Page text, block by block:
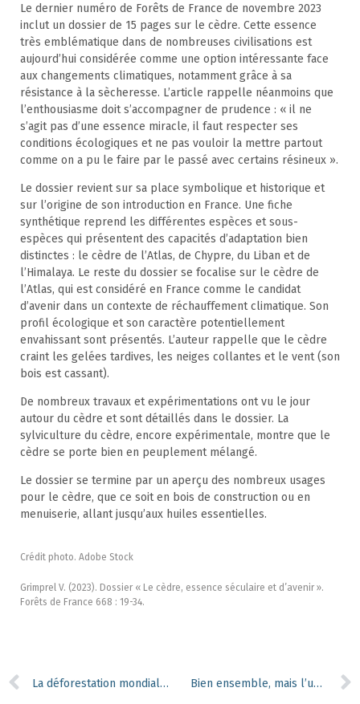
Le dernier numéro de Forêts de France de novembre 2023
inclut un dossier de 15 pages sur le cèdre. Cette essence
très emblématique dans de nombreuses civilisations est
aujourd’hui considérée comme une option intéressante face
aux changements climatiques, notamment grâce à sa
résistance à la sècheresse. L’article rappelle néanmoins que
l’enthousiasme doit s’accompagner de prudence : « il ne
s’agit pas d’une essence miracle, il faut respecter ses
conditions écologiques et ne pas vouloir la mettre partout
comme on a pu le faire par le passé avec certains résineux ».
Le dossier revient sur sa place symbolique et historique et
sur l’origine de son introduction en France. Une fiche
synthétique reprend les différentes espèces et sous-
espèces qui présentent des capacités d’adaptation bien
distinctes : le cèdre de l’Atlas, de Chypre, du Liban et de
l’Himalaya. Le reste du dossier se focalise sur le cèdre de
l’Atlas, qui est considéré en France comme le candidat
d’avenir dans un contexte de réchauffement climatique. Son
profil écologique et son caractère potentiellement
envahissant sont présentés. L’auteur rappelle que le cèdre
craint les gelées tardives, les neiges collantes et le vent (son
bois est cassant).
De nombreux travaux et expérimentations ont vu le jour
autour du cèdre et sont détaillés dans le dossier. La
sylviculture du cèdre, encore expérimentale, montre que le
cèdre se porte bien en peuplement mélangé.
Le dossier se termine par un aperçu des nombreux usages
pour le cèdre, que ce soit en bois de construction ou en
menuiserie, allant jusqu’aux huiles essentielles.
Crédit photo. Adobe Stock
Grimprel V. (2023). Dossier « Le cèdre, essence séculaire et d’avenir ».
Forêts de France 668 : 19-34.
La déforestation mondiale : une histoire sans fin ? Bien ensemble, mais l’un préfère les champs alors que l’autre préfère les bois